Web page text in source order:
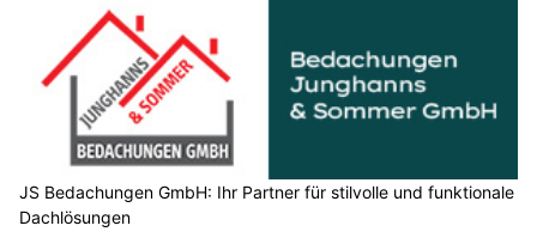
JS Bedachungen GmbH: Ihr Partner für stilvolle und funktionale
Dachlösungen